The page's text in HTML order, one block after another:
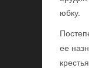
юбку.
ее